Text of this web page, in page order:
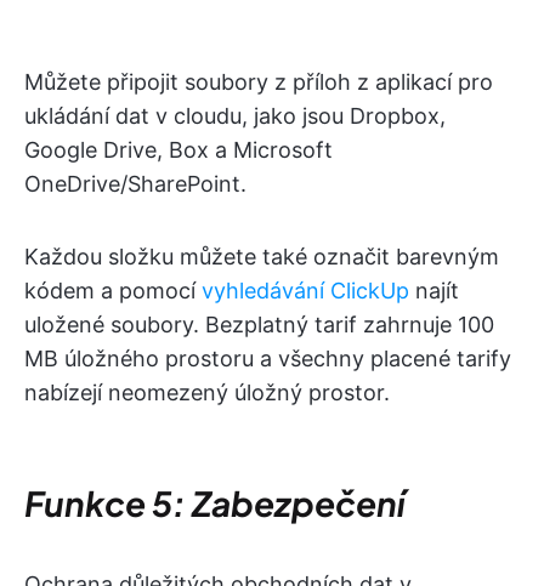
Můžete připojit soubory z příloh z aplikací pro
ukládání dat v cloudu, jako jsou Dropbox,
Google Drive, Box a Microsoft
OneDrive/SharePoint.
Každou složku můžete také označit barevným
kódem a pomocívyhledávání ClickUp najít
uložené soubory. Bezplatný tarif zahrnuje 100
MB úložného prostoru a všechny placené tarify
nabízejí neomezený úložný prostor.
Funkce 5: Zabezpečení